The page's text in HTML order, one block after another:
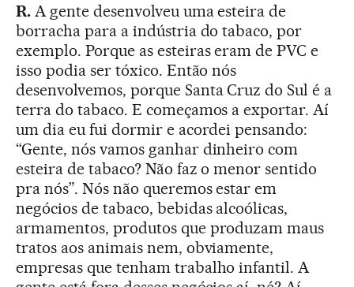
R.A gente desenvolveu uma esteira de
borracha para a indústria do tabaco, por
exemplo. Porque as esteiras eram de PVC e
isso podia ser tóxico. Então nós
desenvolvemos, porque Santa Cruz do Sul é a
terra do tabaco. E começamos a exportar. Aí
um dia eu fui dormir e acordei pensando:
“Gente, nós vamos ganhar dinheiro com
esteira de tabaco? Não faz o menor sentido
pra nós”. Nós não queremos estar em
negócios de tabaco, bebidas alcoólicas,
armamentos, produtos que produzam maus
tratos aos animais nem, obviamente,
empresas que tenham trabalho infantil. A